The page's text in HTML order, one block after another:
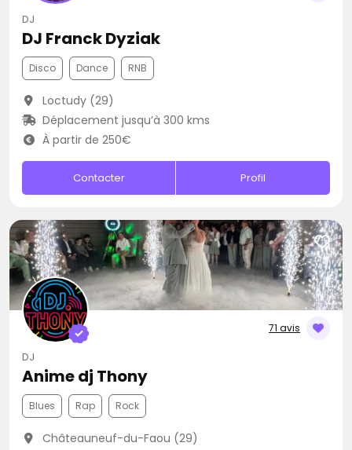
DJ
DJ Franck Dyziak
Disco Dance RNB
Loctudy (29)
Déplacement jusqu’à 300 kms
À partir de 250€
Contacter Profil
71 avis
DJ
Anime dj Thony
Blues Rap Rock
Châteauneuf-du-Faou (29)